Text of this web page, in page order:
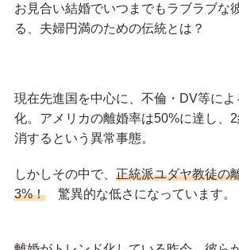
お見合い結婚でいつまでもラブラブな
る、夫婦円満のための伝統とは？
現在先進国を中心に、不倫・DV等によ
化。アメリカの離婚率は50%に達し、
消するという異常事態。
しかしその中で、 正統派ユダヤ教徒の
3%！驚異的な低さになっています。